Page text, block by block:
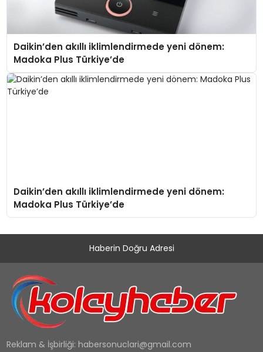
Daikin’den akıllı iklimlendirmede yeni dönem:
Madoka Plus Türkiye’de
Daikin’den akıllı iklimlendirmede yeni dönem:
Madoka Plus Türkiye’de
Haberin Doğru Adresi
Reklam & İşbirliği: habersonuclari@gmail.com